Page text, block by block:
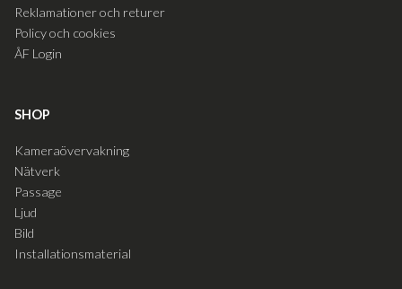
Reklamationer och returer
Policy och cookies
ÅF Login
SHOP
Kameraövervakning
Nätverk
Passage
Ljud
Bild
Installationsmaterial